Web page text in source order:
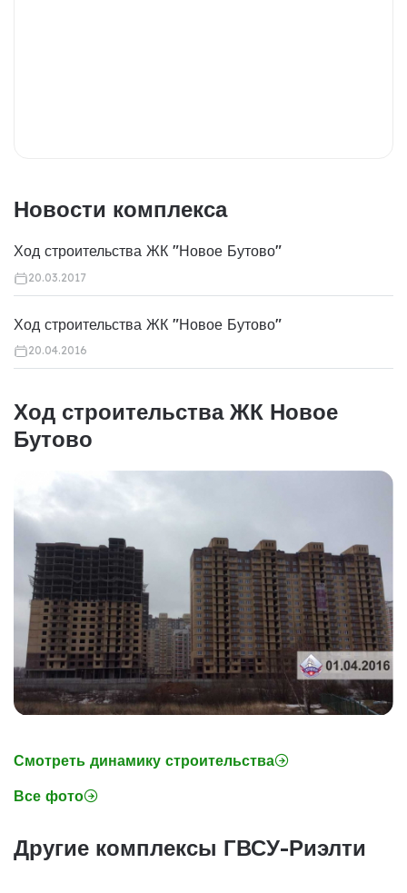
Новости комплекса
Ход строительства ЖК "Новое Бутово"
20.03.2017
Ход строительства ЖК "Новое Бутово"
20.04.2016
Ход строительства ЖК Новое
Бутово
Смотреть динамику строительства
Все фото
Другие комплексы ГВСУ-Риэлти